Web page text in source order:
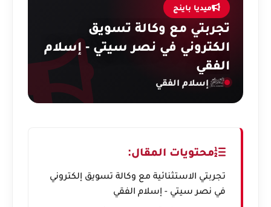
ميديا باينج
تجربتي مع وكالة تسويق
الكتروني في نصر سيتي - إسلام
الفقي
إسلام الفقي
محتويات المقال:
تجربتي الاستثنائية مع وكالة تسويق إلكتروني
في نصر سيتي - إسلام الفقي